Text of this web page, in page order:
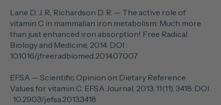
Lane D. J. R., Richardson D. R. — The active role of
vitamin C in mammalian iron metabolism: Much more
than just enhanced iron absorption! Free Radical
Biology and Medicine, 2014. DOI :
10.1016/j.freeradbiomed.2014.07.007
EFSA — Scientific Opinion on Dietary Reference
Values for vitamin C. EFSA Journal, 2013, 11(11), 3418. DOI
: 10.2903/j.efsa.2013.3418